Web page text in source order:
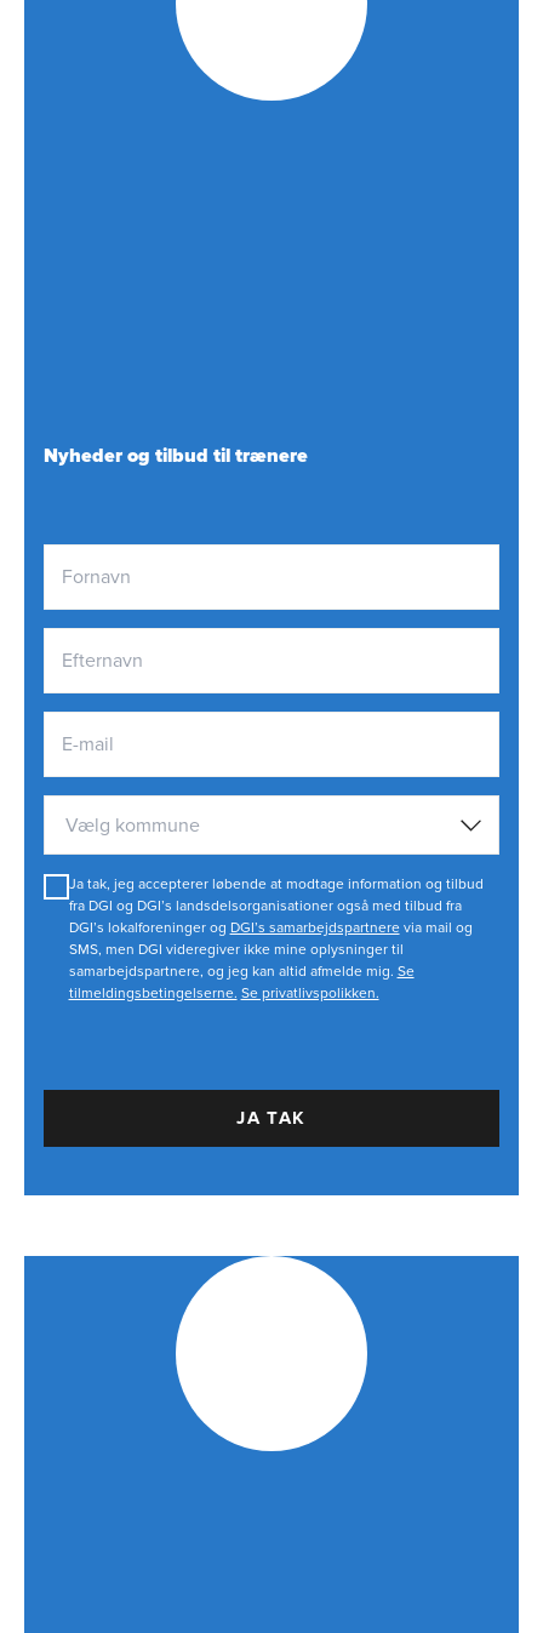
Nyheder og tilbud til trænere
Vælg kommune
Ja tak, jeg accepterer løbende at modtage information og tilbud
fra DGI og DGI’s landsdelsorganisationer også med tilbud fra
DGI’s lokalforeninger og DGI’s samarbejdspartnerevia mail og
SMS, men DGI videregiver ikke mine oplysninger til
samarbejdspartnere, og jeg kan altid afmelde mig. Se
tilmeldingsbetingelserne. Se privatlivspolikken.
JA TAK